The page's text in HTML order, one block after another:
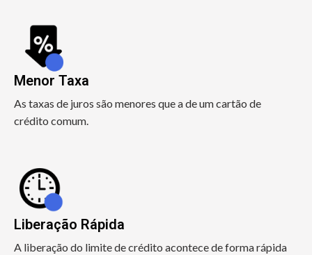
Menor Taxa
As taxas de juros são menores que a de um cartão de
crédito comum.
Liberação Rápida
A liberação do limite de crédito acontece de forma rápida